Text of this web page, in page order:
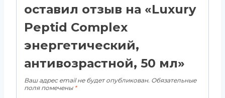
оставил отзыв на «Luxury
Peptid Complex
энергетический,
антивозрастной, 50 мл»
Ваш адрес email не будет опубликован. Обязательные
поля помечены *